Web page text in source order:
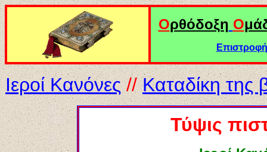
Ορθόδοξη Ο
Ιεροί Κανόνες//Καταδίκη της
Τύψις